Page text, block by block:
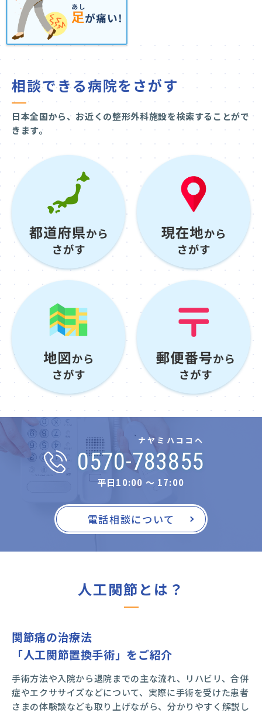
相談できる病院をさがす
日本全国から、お近くの整形外科施設を検索することがで
きます。
ナヤミハココヘ
0570-783855
平日10:00 〜 17:00
電話相談について
人工関節とは？
関節痛の治療法
「人工関節置換手術」をご紹介
手術方法や入院から退院までの主な流れ、リハビリ、合併
症やエクササイズなどについて、実際に手術を受けた患者
さまの体験談なども取り上げながら、分かりやすく解説し